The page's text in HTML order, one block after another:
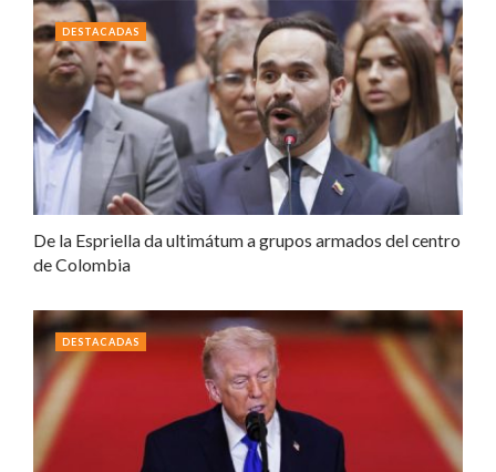
De la Espriella da ultimátum a grupos armados del centro
de Colombia
DESTACADAS
DESTACADAS